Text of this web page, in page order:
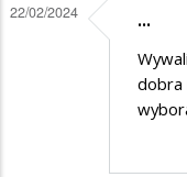
22/02/2024 ...
dobra